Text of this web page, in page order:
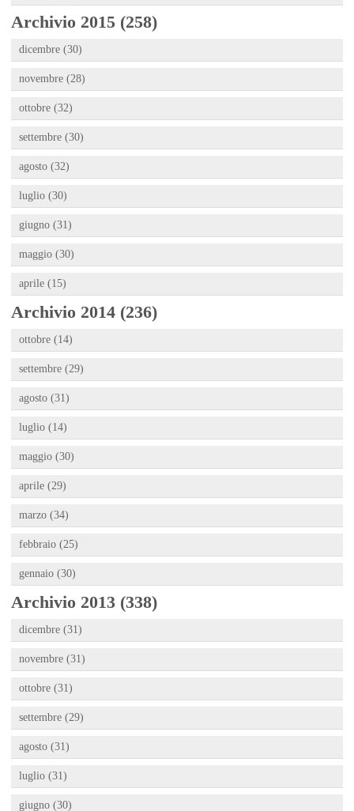
Archivio 2015 (258)
dicembre (30)
novembre (28)
ottobre (32)
settembre (30)
agosto (32)
luglio (30)
giugno (31)
maggio (30)
aprile (15)
Archivio 2014 (236)
ottobre (14)
settembre (29)
agosto (31)
luglio (14)
maggio (30)
aprile (29)
marzo (34)
febbraio (25)
gennaio (30)
Archivio 2013 (338)
dicembre (31)
novembre (31)
ottobre (31)
settembre (29)
agosto (31)
luglio (31)
giugno (30)